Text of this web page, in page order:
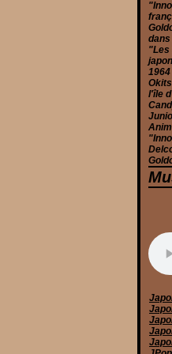
"Les
1964
l'île